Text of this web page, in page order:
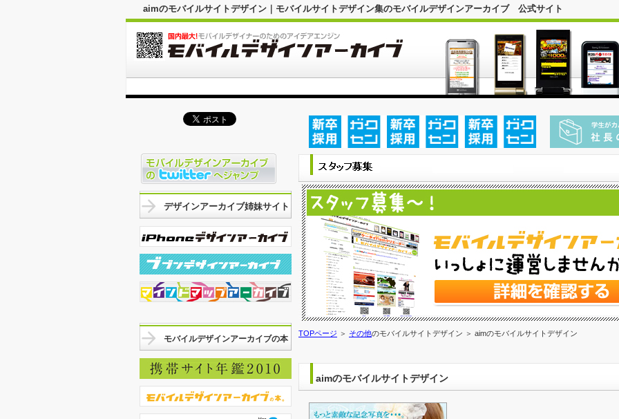
aimのモバイルサイトデザイン｜モバイルサイトデザイン集のモバイルデザインアーカイブ 公式サイト
TOPページ ＞ その他のモバイルサイトデザイン ＞ aimのモバイルサイトデザイン
aimのモバイルサイトデザイン
デザインアーカイブ姉妹サイト
モバイルデザインアーカイブの本